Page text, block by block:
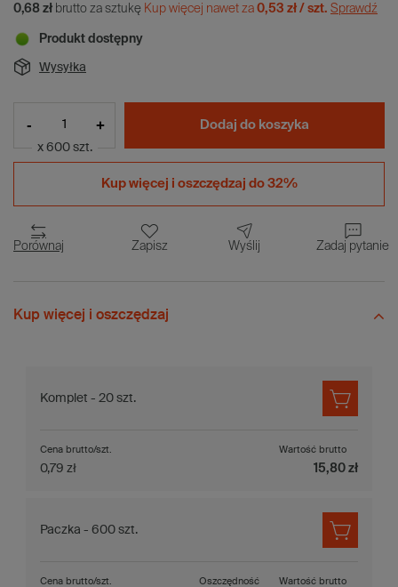
0,68 zł brutto za sztukę Kup więcej nawet za 0,53 zł / szt. Sprawdź
Produkt dostępny
Wysyłka
- +
x 600 szt.
Dodaj do koszyka
Kup więcej i oszczędzaj do 32%
Porównaj Zapisz Wyślij Zadaj pytanie
Kup więcej i oszczędzaj
Komplet - 20 szt.
Cena brutto/szt.
0,79 zł
Wartość brutto
15,80 zł
Paczka - 600 szt.
Oszczędność
Cena brutto/szt. Wartość brutto